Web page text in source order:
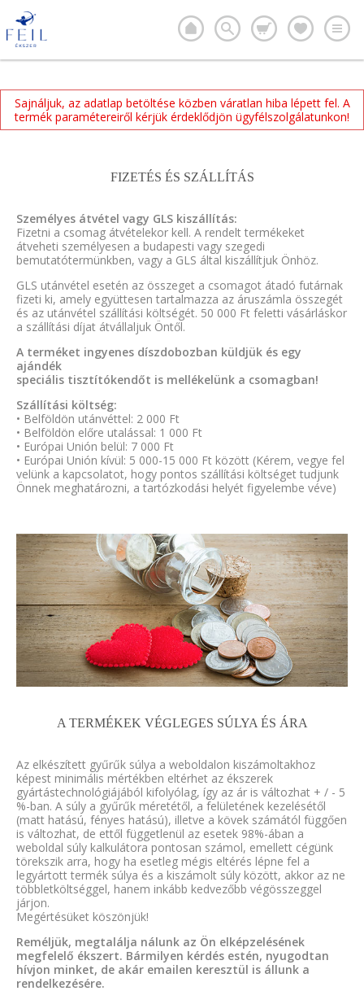
Sajnáljuk, az adatlap betöltése közben váratlan hiba lépett fel. A
termék paramétereiről kérjük érdeklődjön ügyfélszolgálatunkon!
FIZETÉS ÉS SZÁLLÍTÁS
Személyes átvétel vagy GLS kiszállítás:
Fizetni a csomag átvételekor kell. A rendelt termékeket
átveheti személyesen a budapesti vagy szegedi
bemutatótermünkben, vagy a GLS által kiszállítjuk Önhöz.
GLS utánvétel esetén az összeget a csomagot átadó futárnak
fizeti ki, amely együttesen tartalmazza az áruszámla összegét
és az utánvétel szállítási költségét. 50 000 Ft feletti vásárláskor
a szállítási díjat átvállaljuk Öntől.
A terméket ingyenes díszdobozban küldjük és egy
ajándék
speciális tisztítókendőt is mellékelünk a csomagban!
Szállítási költség:
• Belföldön utánvéttel: 2 000 Ft
• Belföldön előre utalással: 1 000 Ft
• Európai Unión belül: 7 000 Ft
• Európai Unión kívül: 5 000-15 000 Ft között (Kérem, vegye fel
velünk a kapcsolatot, hogy pontos szállítási költséget tudjunk
Önnek meghatározni, a tartózkodási helyét figyelembe véve)
A TERMÉKEK VÉGLEGES SÚLYA ÉS ÁRA
Az elkészített gyűrűk súlya a weboldalon kiszámoltakhoz
képest minimális mértékben eltérhet az ékszerek
gyártástechnológiájából kifolyólag, így az ár is változhat + / - 5
%-ban. A súly a gyűrűk méretétől, a felületének kezelésétől
(matt hatású, fényes hatású), illetve a kövek számától függően
is változhat, de ettől függetlenül az esetek 98%-ában a
weboldal súly kalkulátora pontosan számol, emellett cégünk
törekszik arra, hogy ha esetleg mégis eltérés lépne fel a
legyártott termék súlya és a kiszámolt súly között, akkor az ne
többletköltséggel, hanem inkább kedvezőbb végösszeggel
járjon.
Megértésüket köszönjük!
Reméljük, megtalálja nálunk az Ön elképzelésének
megfelelő ékszert. Bármilyen kérdés estén, nyugodtan
hívjon minket, de akár emailen keresztül is állunk a
rendelkezésére.